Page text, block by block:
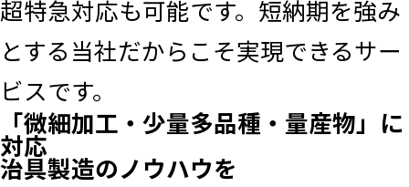
超特急対応も可能です。短納期を強み
とする当社だからこそ実現できるサー
ビスです。
「微細加工・少量多品種・量産物」に
対応
治具製造のノウハウを